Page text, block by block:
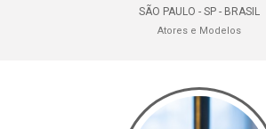
SÃO PAULO - SP - BRASIL
Atores e Modelos